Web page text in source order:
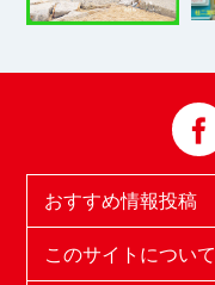
おすすめ情報投稿
このサイトについて